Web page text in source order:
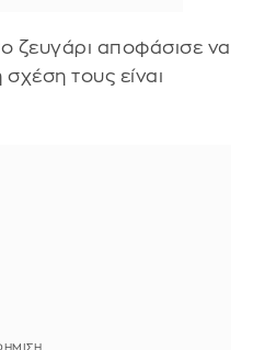
ζευγάρι αποφάσισε να
τους είναι